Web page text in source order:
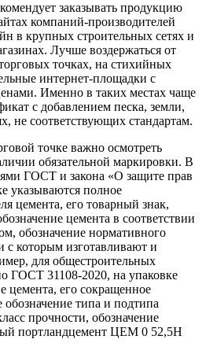
заказывать продукцию
компаний-производителей
в крупных строительных сетях и
Лучше воздержаться от
точках, на стихийных
интернет-площадки с
Именно в таких местах чаще
с добавлением песка, земли,
не соответствующих стандартам.
точке важно осмотреть
обязательной маркировки. В
ГОСТ и закона «О защите прав
указываются полное
цемента, его товарный знак,
цемента в соответствии
обозначение нормативного
с которым изготавливают и
для общестроительных
ГОСТ 31108-2020, на упаковке
цемента, его сокращенное
типа и подтипа
прочности, обозначение
портландцемент ЦЕМ 0 52,5Н